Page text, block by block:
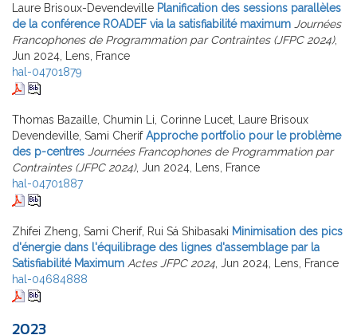
Laure Brisoux-Devendeville Planification des sessions parallèles
de la conférence ROADEF via la satisfiabilité maximum Journées
Francophones de Programmation par Contraintes (JFPC 2024),
Jun 2024, Lens, France
hal-04701879
Thomas Bazaille, Chumin Li, Corinne Lucet, Laure Brisoux
Devendeville, Sami Cherif Approche portfolio pour le problème
des p-centres Journées Francophones de Programmation par
Contraintes (JFPC 2024), Jun 2024, Lens, France
hal-04701887
Zhifei Zheng, Sami Cherif, Rui Sá Shibasaki Minimisation des pics
d'énergie dans l'équilibrage des lignes d'assemblage par la
Satisfiabilité Maximum Actes JFPC 2024 , Jun 2024, Lens, France
hal-04684888
2023